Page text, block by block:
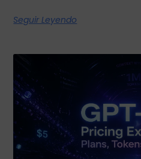
Seguir Leyendo